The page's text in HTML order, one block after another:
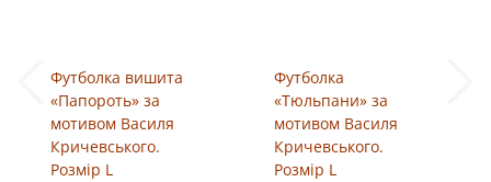
Футболка вишита
«Папороть» за
мотивом Василя
Кричевського.
Розмір L
Футболка
«Тюльпани» за
мотивом Василя
Кричевського.
Розмір L